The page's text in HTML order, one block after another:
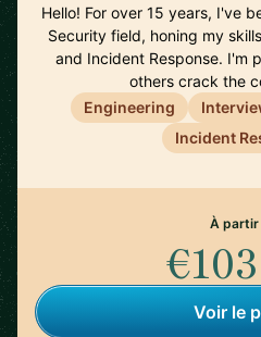
Hello! For over 15 years, I've
Security field, honing my
and Incident Response. I'm
others crack the
Engineering
Incident
À partir
€103
Voir le